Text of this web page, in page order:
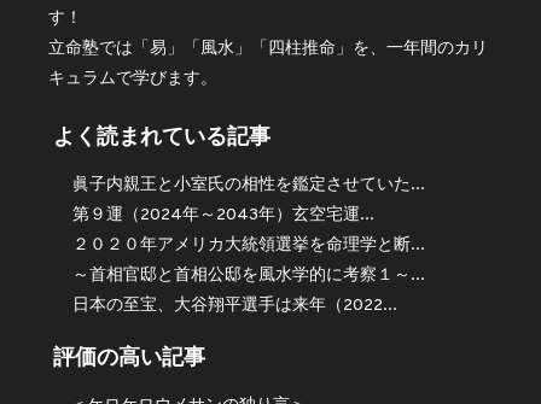
す！
立命塾では「易」「風水」「四柱推命」を、一年間のカリ
キュラムで学びます。
よく読まれている記事
眞子内親王と小室氏の相性を鑑定させていた...
第９運（2024年～2043年）玄空宅運...
２０２０年アメリカ大統領選挙を命理学と断...
～首相官邸と首相公邸を風水学的に考察１～...
日本の至宝、大谷翔平選手は来年（2022...
評価の高い記事